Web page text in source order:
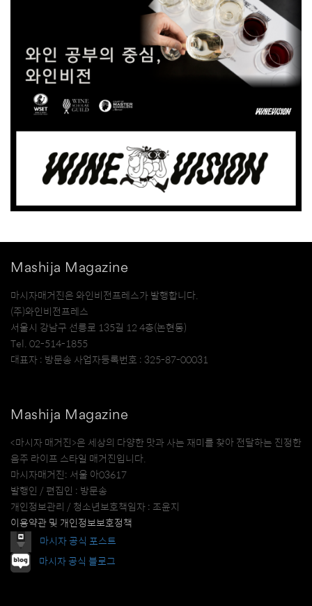
Mashija Magazine
마시자매거진은 와인비전프레스가 발행합니다.
(주)와인비전프레스
서울시 강남구 선릉로 135길 12 4층(논현동)
Tel. 02-514-1855
대표자 : 방문송 사업자등록번호 : 325-87-00031
Mashija Magazine
<마시자 매거진>은 세상의 다양한 맛과 사는 재미를 찾아 전달하는 진정한
음주 라이프 스타일 매거진입니다.
마시자매거진: 서울 아03617
발행인 / 편집인 : 방문송
개인정보관리 / 청소년보호책임자 : 조윤지
이용약관 및 개인정보보호정책
마시자 공식 포스트
마시자 공식 블로그